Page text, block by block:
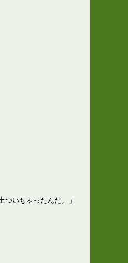
ついちゃったんだ。」